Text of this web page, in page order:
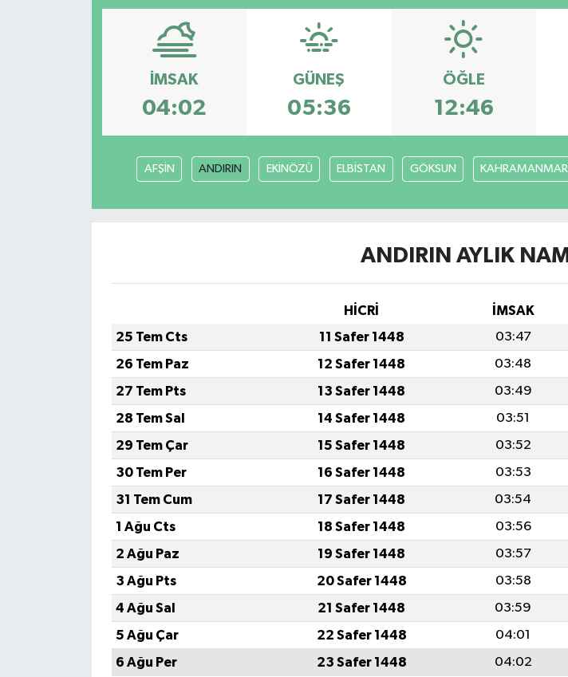
İMSAK
04:02
GÜNEŞ
05:36
ÖĞLE
12:46
AFŞİN ANDIRIN EKİNÖZÜ ELBİSTAN GÖKSUN
ANDIRIN AYLIK
HİCRİ İMSAK
25 Tem Cts
11 Safer 1448 03:47
26 Tem Paz
12 Safer 1448 03:48
27 Tem Pts
13 Safer 1448 03:49
28 Tem Sal
14 Safer 1448 03:51
29 Tem Çar
15 Safer 1448 03:52
30 Tem Per
16 Safer 1448 03:53
31 Tem Cum
17 Safer 1448 03:54
1 Ağu Cts
18 Safer 1448 03:56
2 Ağu Paz
19 Safer 1448 03:57
3 Ağu Pts
20 Safer 1448 03:58
4 Ağu Sal
21 Safer 1448 03:59
5 Ağu Çar
22 Safer 1448 04:01
6 Ağu Per
23 Safer 1448 04:02